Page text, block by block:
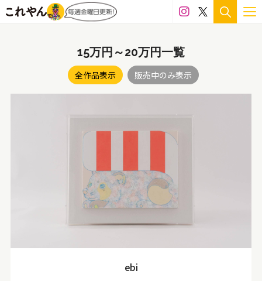
15万円～20万円一覧
全作品表示 販売中のみ表示
ebi